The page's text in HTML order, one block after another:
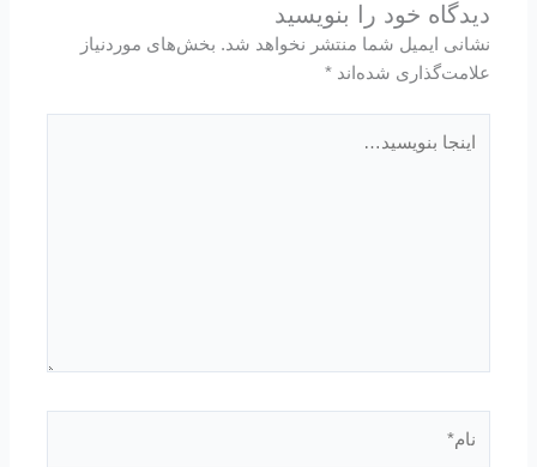
دیدگاه‌ خود را بنویسید
نشانی ایمیل شما منتشر نخواهد شد. بخش‌های موردنیاز
علامت‌گذاری شده‌اند*
بنویسید…